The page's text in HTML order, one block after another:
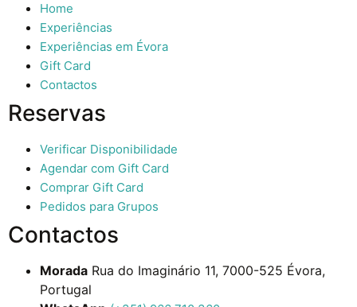
Home
Experiências
Experiências em Évora
Gift Card
Contactos
Reservas
Verificar Disponibilidade
Agendar com Gift Card
Comprar Gift Card
Pedidos para Grupos
Contactos
Morada Rua do Imaginário 11, 7000-525 Évora,
Portugal